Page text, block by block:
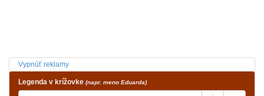
Vypnúť reklamy
Legenda v krížovke (napr. meno Eduarda)